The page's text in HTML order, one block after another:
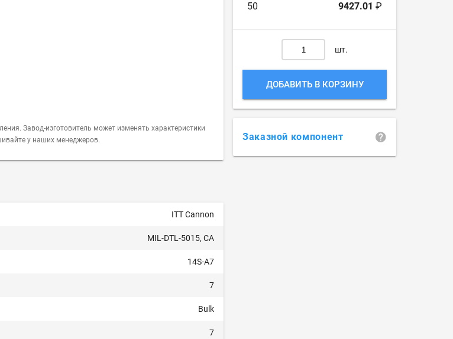
Завод-изготовитель может изменять характеристики
у наших менеджеров.
ITT Cannon
MIL-DTL-5015, CA
14S-A7
7
Bulk
7
50
9427.01 ₽
шт.
ДОБАВИТЬ В КОРЗИНУ
Заказной компонент